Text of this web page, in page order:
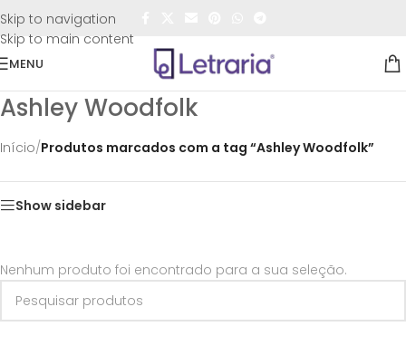
Skip to navigation
Skip to main content
FRETE GRÁTIS
MENU
Ashley Woodfolk
Início/Produtos marcados com a tag “Ashley Woodfolk”
Show sidebar
Nenhum produto foi encontrado para a sua seleção.